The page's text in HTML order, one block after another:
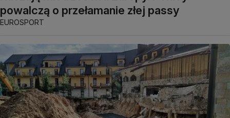
powalczą o przełamanie złej passy
EUROSPORT